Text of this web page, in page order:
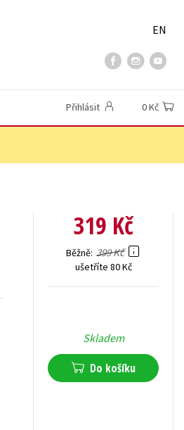
EN
Přihlásit 0 Kč
319 Kč
Běžně 399 Kč
ušetříte 80 Kč
Skladem
Do košíku